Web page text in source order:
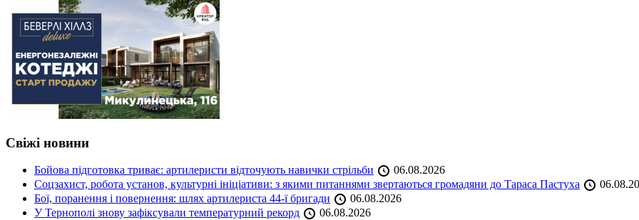
Свіжі новини
Бойова підготовка триває: артилеристи відточують навички стрільби
06.08.2026
Соцзахист, робота установ, культурні ініціативи: з якими питаннями звертаються громадяни до Тараса Пастуха
Бої, поранення і повернення: шлях артилериста 44-ї бригади
06.08.2026
У Тернополі знову зафіксували температурний рекорд
06.08.2026